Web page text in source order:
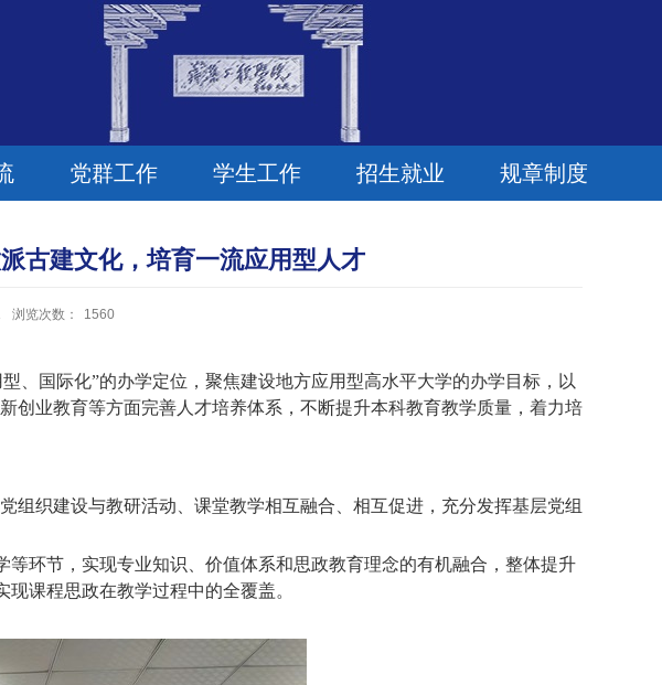
党群工作 学生工作 招生就业 规章制度
古建文化，培育一流应用型人才
浏览次数： 1560
、国际化”的办学定位，聚焦建设地方应用型高水平大学的办学目标，以
创业教育等方面完善人才培养体系，不断提升本科教育教学质量，着力培
组织建设与教研活动、课堂教学相互融合、相互促进，充分发挥基层党组
环节，实现专业知识、价值体系和思政教育理念的有机融合，整体提升
课程思政在教学过程中的全覆盖。